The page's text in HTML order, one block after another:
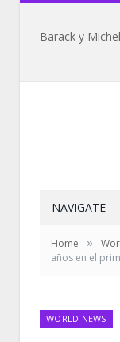
NAVIGATE
Home »
años en el
WORLD NEWS